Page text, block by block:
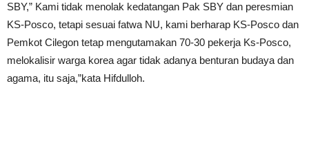
SBY,” Kami tidak menolak kedatangan Pak SBY dan peresmian
KS-Posco, tetapi sesuai fatwa NU, kami berharap KS-Posco dan
Pemkot Cilegon tetap mengutamakan 70-30 pekerja Ks-Posco,
melokalisir warga korea agar tidak adanya benturan budaya dan
agama, itu saja,”kata Hifdulloh.